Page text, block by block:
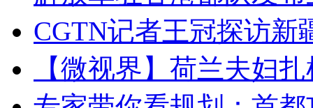
CGTN记者王冠探访新
【微视界】荷兰夫妇